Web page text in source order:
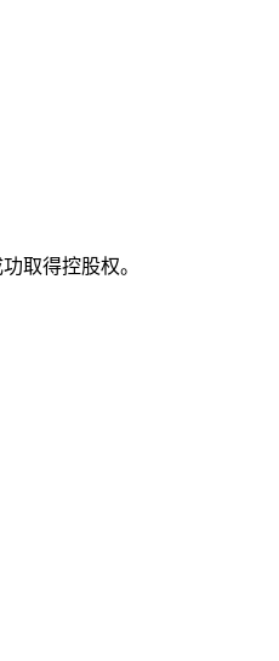
取得控股权。